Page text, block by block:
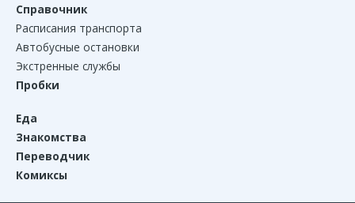
Справочник
Расписания транспорта
Автобусные остановки
Экстренные службы
Пробки
Еда
Знакомства
Переводчик
Комиксы